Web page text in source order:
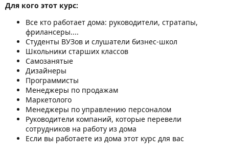
Для кого этот курс:
Все кто работает дома: руководители, стратапы,
фрилансеры....
Студенты ВУЗов и слушатели бизнес-школ
Школьники старших классов
Самозанятые
Дизайнеры
Программисты
Менеджеры по продажам
Маркетолого
Менеджеры по управлению персоналом
Руководители компаний, которые перевели
сотрудников на работу из дома
Если вы работаете из дома этот курс для вас